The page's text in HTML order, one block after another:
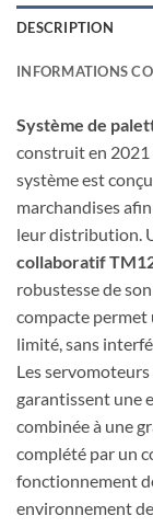
DESCRIPTION
INFORMATIONS
Système de
construit en 2021
système est
marchandises
leur distribution.
collaboratif
robustesse de
compacte permet
limité, sans
Les
garantissent une
combinée à une
complété par un
fonctionnement
environnement